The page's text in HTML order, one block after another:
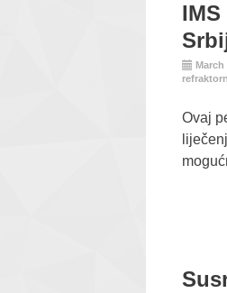
March
Ovaj